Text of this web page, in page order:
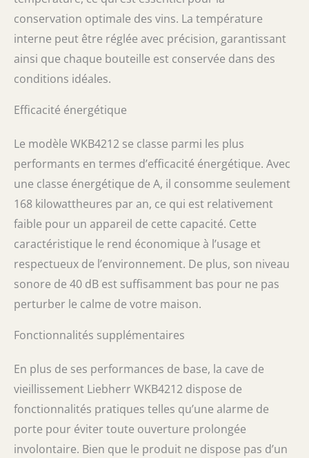
conservation optimale des vins. La température
interne peut être réglée avec précision, garantissant
ainsi que chaque bouteille est conservée dans des
conditions idéales.
Efficacité énergétique
Le modèle WKB4212 se classe parmi les plus
performants en termes d’efficacité énergétique. Avec
une classe énergétique de A, il consomme seulement
168 kilowattheures par an, ce qui est relativement
faible pour un appareil de cette capacité. Cette
caractéristique le rend économique à l’usage et
respectueux de l’environnement. De plus, son niveau
sonore de 40 dB est suffisamment bas pour ne pas
perturber le calme de votre maison.
Fonctionnalités supplémentaires
En plus de ses performances de base, la cave de
vieillissement Liebherr WKB4212 dispose de
fonctionnalités pratiques telles qu’une alarme de
porte pour éviter toute ouverture prolongée
involontaire. Bien que le produit ne dispose pas d’un